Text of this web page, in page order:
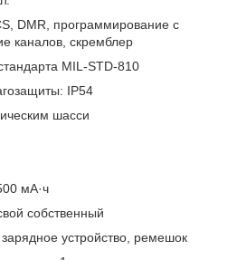
DMR, программирование с
каналов, скремблер
MIL-STD-810
IP54
шасси
мА·ч
собственный
устройство, ремешок